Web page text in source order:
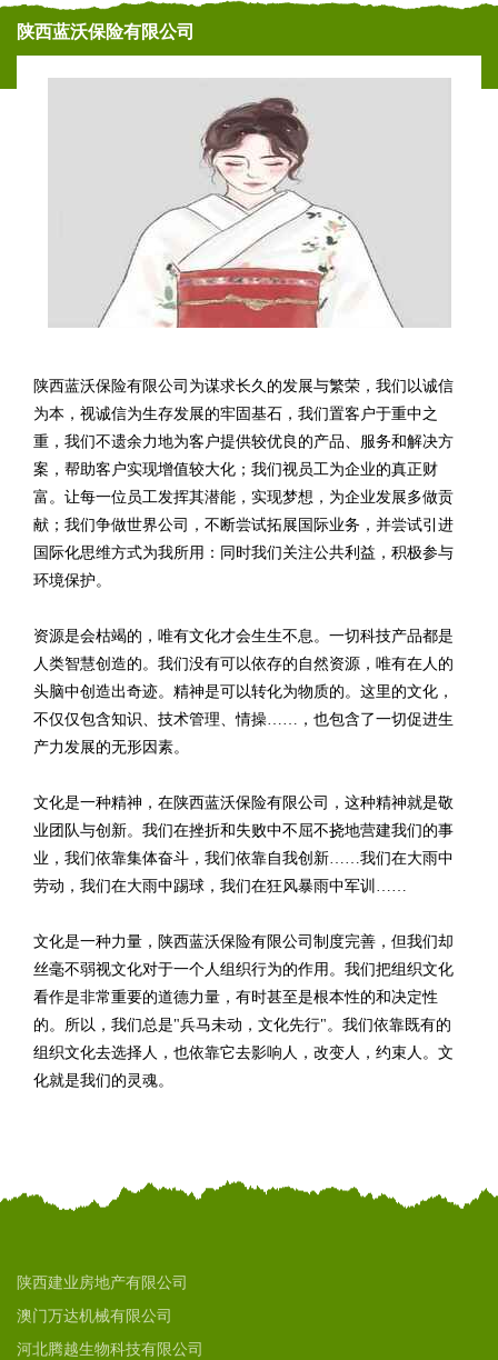
陕西蓝沃保险有限公司
陕西蓝沃保险有限公司为谋求长久的发展与繁荣，我们以诚信
为本，视诚信为生存发展的牢固基石，我们置客户于重中之
重，我们不遗余力地为客户提供较优良的产品、服务和解决方
案，帮助客户实现增值较大化；我们视员工为企业的真正财
富。让每一位员工发挥其潜能，实现梦想，为企业发展多做贡
献；我们争做世界公司，不断尝试拓展国际业务，并尝试引进
国际化思维方式为我所用：同时我们关注公共利益，积极参与
环境保护。
资源是会枯竭的，唯有文化才会生生不息。一切科技产品都是
人类智慧创造的。我们没有可以依存的自然资源，唯有在人的
头脑中创造出奇迹。精神是可以转化为物质的。这里的文化，
不仅仅包含知识、技术管理、情操……，也包含了一切促进生
产力发展的无形因素。
文化是一种精神，在陕西蓝沃保险有限公司，这种精神就是敬
业团队与创新。我们在挫折和失败中不屈不挠地营建我们的事
业，我们依靠集体奋斗，我们依靠自我创新……我们在大雨中
劳动，我们在大雨中踢球，我们在狂风暴雨中军训……
文化是一种力量，陕西蓝沃保险有限公司制度完善，但我们却
丝毫不弱视文化对于一个人组织行为的作用。我们把组织文化
看作是非常重要的道德力量，有时甚至是根本性的和决定性
的。所以，我们总是"兵马未动，文化先行"。我们依靠既有的
组织文化去选择人，也依靠它去影响人，改变人，约束人。文
化就是我们的灵魂。
陕西建业房地产有限公司
澳门万达机械有限公司
河北腾越生物科技有限公司